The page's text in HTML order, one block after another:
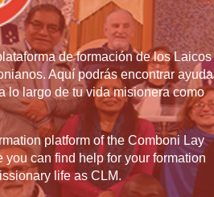
de formación de los Laicos
Aquí podrás encontrar ayuda
lo largo de tu vida misionera como
platform of the Comboni Lay
you can find help for your formation
life as CLM.